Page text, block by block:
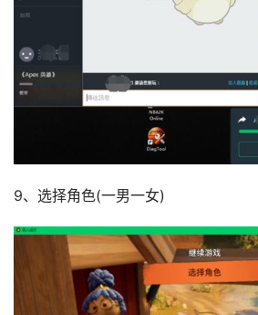
9、选择角色(一男一女)